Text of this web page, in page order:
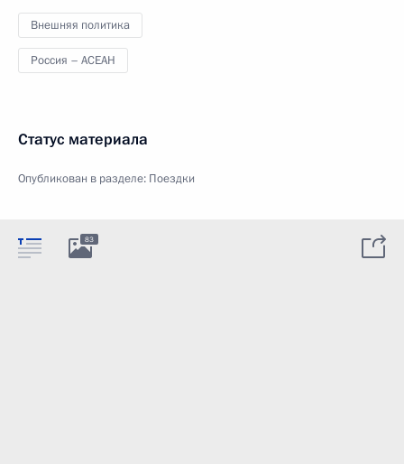
Внешняя политика
Россия – АСЕАН
Статус материала
Опубликован в разделе: Поездки
83